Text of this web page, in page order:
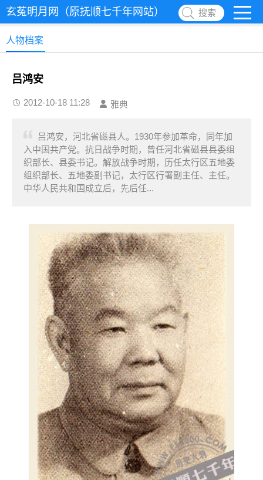
玄菟明月网（原抚顺七千年网站） 搜索
人物档案
吕鸿安
2012-10-18 11:28 雅典
吕鸿安，河北省磁县人。1930年参加革命，同年加
入中国共产党。抗日战争时期，曾任河北省磁县县委组
织部长、县委书记。解放战争时期，历任太行区五地委
组织部长、五地委副书记，太行区行署副主任、主任。
中华人民共和国成立后，先后任...